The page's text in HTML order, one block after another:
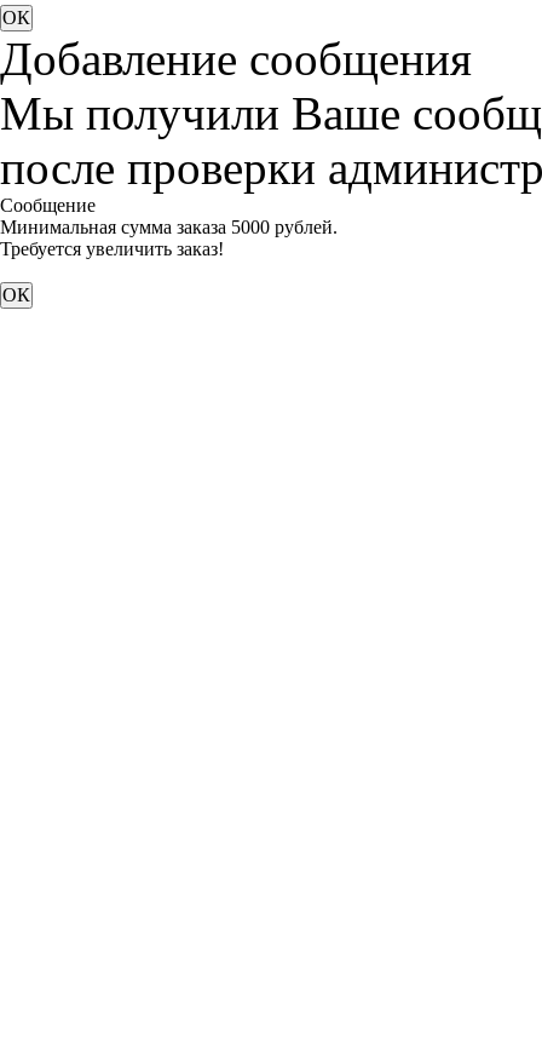
Добавление сообщения
Мы получили Ваше
после проверки
Сообщение
Минимальная сумма заказа 5000 рублей.
Требуется увеличить заказ!